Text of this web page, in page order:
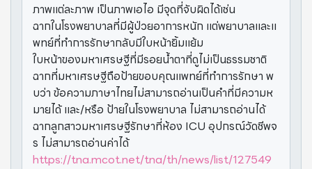
ภาพแต่ละภาพ เป็นภาพเอไอ มีจุดที่จับผิดได้เช่น
ฉากในโรงพยาบาลที่มีผู้ป่วยอาการหนัก แต่พยาบาลและแ
พทย์ที่ทำการรักษากลับมีใบหน้ายิ้มแย้ม
ใบหน้าของมหาเศรษฐีที่มีรอยน้ำตาที่ดูไม่เป็นธรรมชาติ
ฉากที่มหาเศรษฐีถือป้ายขอบคุณแพทย์ที่ทำการรักษา พ
บว่า ข้อความภาษาไทยไม่สามารถอ่านเป็นคำที่มีความห
มายได้ และ/หรือ ป้ายในโรงพยาบาล ไม่สามารถอ่านได้
ฉากลูกสาวมหาเศรษฐีรักษาที่ห้อง ICU อุปกรณ์วัดชีพจ
ร ไม่สามารถอ่านค่าได้
https://tna.mcot.net/tna/th/news/list/127549